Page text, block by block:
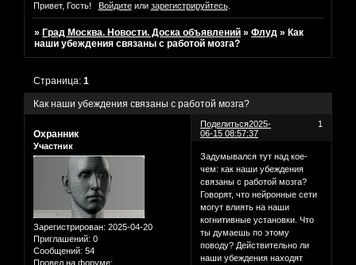
Привет, Гость! Войдитеили зарегистрируйтесь.
» Град Москва. Новости. Доска объявлений »Флуд » Как
наши убеждения связаны с работой мозга?
Как наши убеждения связаны с работой мозга?
Страница:1
Поделиться 1
2025-
06-15 08:57:37
Охранник
Участник
Зарегистрирован: 2025-04-20
Приглашений: 0
Сообщений: 54
Провел на форуме:
Задумывался тут над кое-
чем: как наши убеждения
связаны с работой мозга?
Говорят, что нейронные сети
могут влиять на наши
когнитивные установки. Что
ты думаешь по этому
поводу? Действительно ли
наши убеждения находят